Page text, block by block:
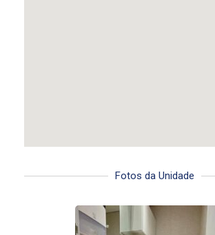
Fotos da Unidade